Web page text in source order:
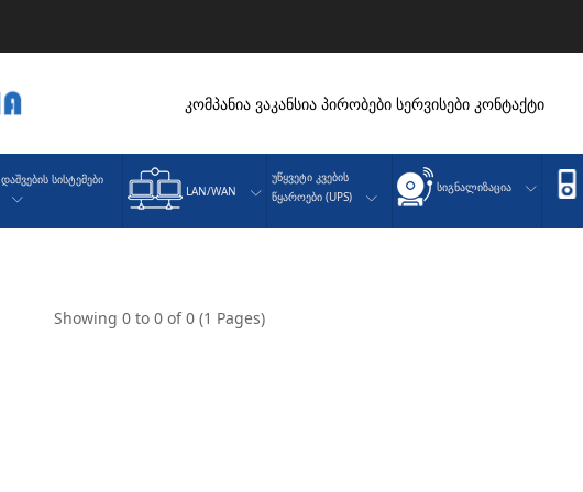
კომპანია ვაკანსია პირობები სერვისები კონტაქტი
Დაშვების Სისტემები
LAN/WAN
Უწყვეტი Კვების
Წყაროები (UPS)
Სიგნალიზაცია
Showing 0 to 0 of 0 (1 Pages)